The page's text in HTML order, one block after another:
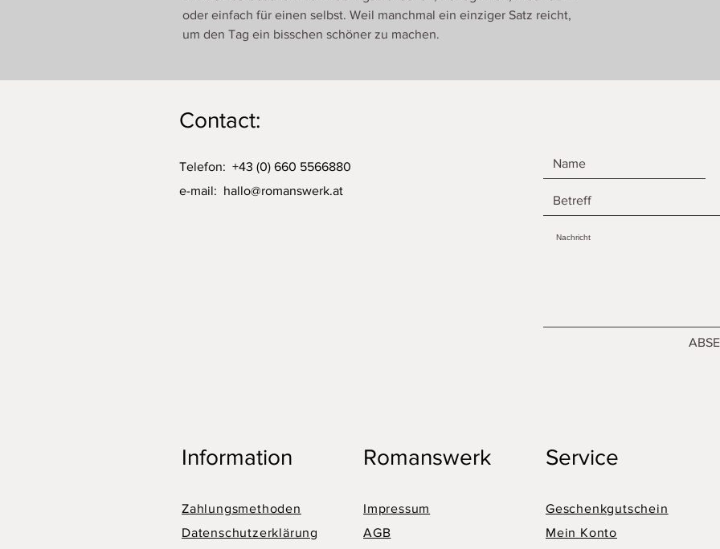
oder einfach für einen selbst. Weil manchmal ein einziger Satz reicht,
um den Tag ein bisschen schöner zu machen.
Contact:
Telefon: +43 (0) 660 5566880
e-mail: hallo@romanswerk.at
Information
Zahlungsmethoden
Datenschutzerklärung
Romanswerk
Impressum
AGB
Service
Geschenkgutschein
Mein Konto